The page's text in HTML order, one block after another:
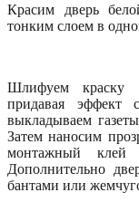
Красим дверь
тонким слоем в
Шлифуем краску
придавая эффект
выкладываем
Затем наносим
монтажный клей
Дополнительно
бантами или